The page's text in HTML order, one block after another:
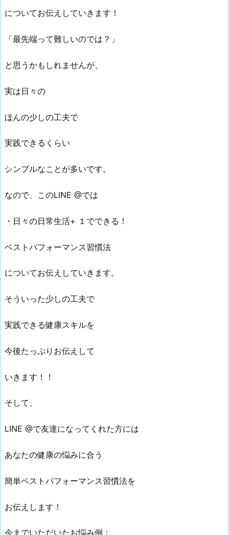
についてお伝えしていきます！
「最先端って難しいのでは？」
と思うかもしれませんが、
実は日々の
ほんの少しの工夫で
実践できるくらい
シンプルなことが多いです。
なので、このLINE @では
・日々の日常生活+ １でできる！
ベストパフォーマンス習慣法
についてお伝えしていきます。
そういった少しの工夫で
実践できる健康スキルを
今後たっぷりお伝えして
いきます！！
そして、
LINE @で友達になってくれた方には
あなたの健康の悩みに合う
簡単ベストパフォーマンス習慣法を
お伝えします！
今までいただいたお悩み例：